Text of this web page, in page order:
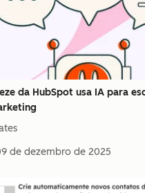
da HubSpot usa IA para
de dezembro de 2025